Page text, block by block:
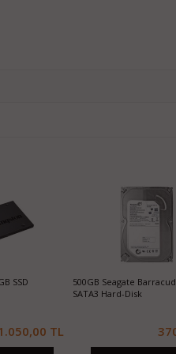
1TB Samsung 870 EVO SATA3 SSD